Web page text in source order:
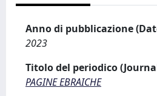
Anno di pubblicazione
2023
Titolo del periodico
PAGINE EBRAICHE